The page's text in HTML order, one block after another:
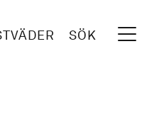
SÖK